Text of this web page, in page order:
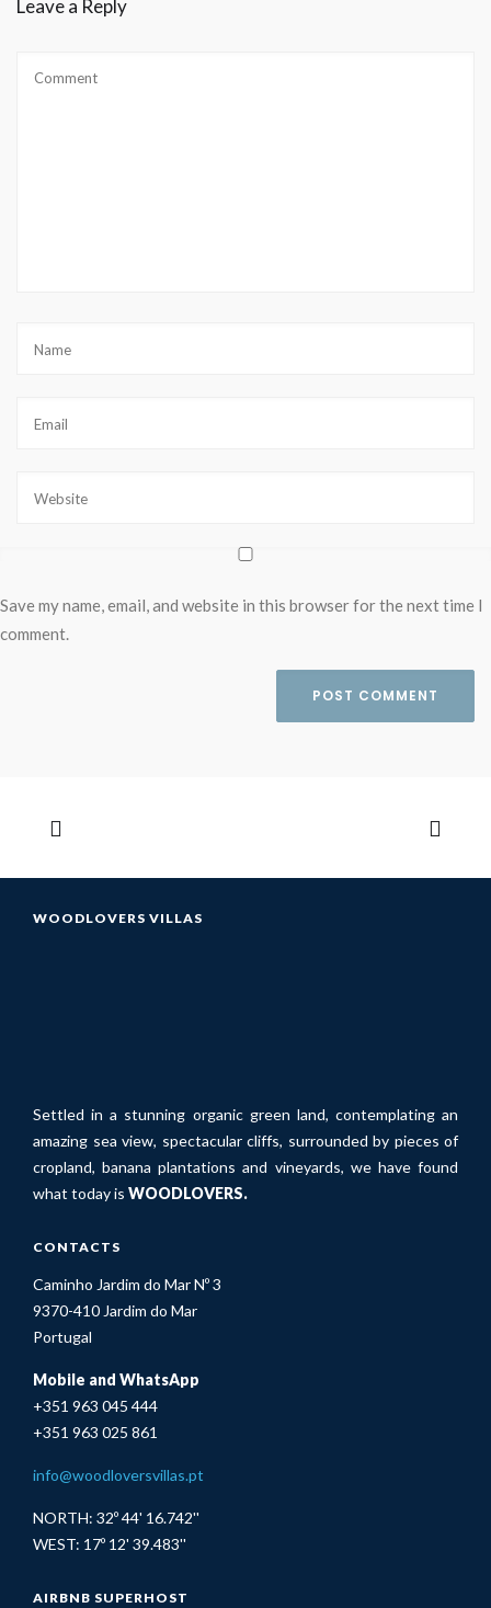
Leave a Reply
Save my name, email, and website in this browser for the next time I
comment.
WOODLOVERS VILLAS
Settled in a stunning organic green land, contemplating an
amazing sea view, spectacular cliffs, surrounded by pieces of
cropland, banana plantations and vineyards, we have found
what today is WOODLOVERS.
CONTACTS
Caminho Jardim do Mar Nº 3
9370-410 Jardim do Mar
Portugal
Mobile and WhatsApp
+351 963 045 444
+351 963 025 861
info@woodloversvillas.pt
NORTH: 32º 44' 16.742''
WEST: 17º 12' 39.483''
AIRBNB SUPERHOST